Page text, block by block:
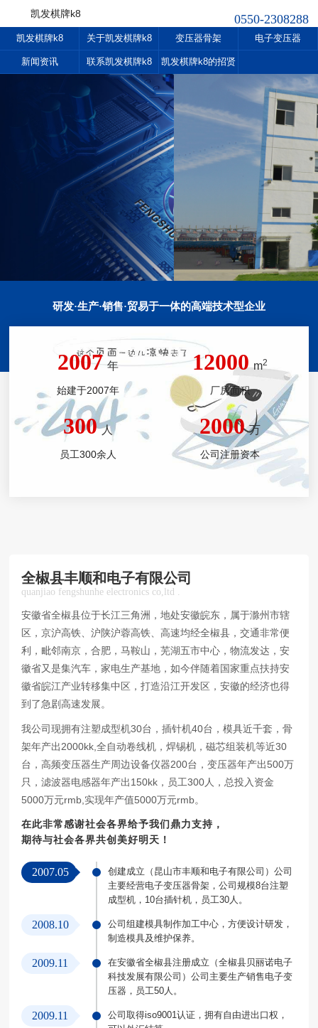
凯发棋牌k8 0550-2308288
凯发棋牌k8 关于凯发棋牌k8 变压器骨架 电子变压器
新闻资讯 联系凯发棋牌k8 凯发棋牌k8的招贤
研发·生产·销售·贸易于一体的高端技术型企业
2007 年
始建于2007年
12000 m2
厂房面积
300 人
员工300余人
2000 万
公司注册资本
全椒县丰顺和电子有限公司
quanjiao fengshunhe electronics co,ltd .
安徽省全椒县位于长江三角洲，地处安徽皖东，属于滁州市辖
区，京沪高铁、沪陕沪蓉高铁、高速均经全椒县，交通非常便
利，毗邻南京，合肥，马鞍山，芜湖五市中心，物流发达，安
徽省又是集汽车，家电生产基地，如今伴随着国家重点扶持安
徽省皖江产业转移集中区，打造沿江开发区，安徽的经济也得
到了急剧高速发展。
我公司现拥有注塑成型机30台，插针机40台，模具近千套，骨
架年产出2000kk,全自动卷线机，焊锡机，磁芯组装机等近30
台，高频变压器生产周边设备仪器200台，变压器年产出500万
只，滤波器电感器年产出150kk，员工300人，总投入资金
5000万元rmb,实现年产值5000万元rmb。
在此非常感谢社会各界给予我们鼎力支持，
期待与社会各界共创美好明天！
2007.05
创建成立（昆山市丰顺和电子有限公司）公司
主要经营电子变压器骨架，公司规模8台注塑
成型机，10台插针机，员工30人。
2008.10
公司组建模具制作加工中心，方便设计研发，
制造模具及维护保养。
2009.11
在安徽省全椒县注册成立（全椒县贝丽诺电子
科技发展有限公司）公司主要生产销售电子变
压器，员工50人。
2009.11
公司取得iso9001认证，拥有自由进出口权，